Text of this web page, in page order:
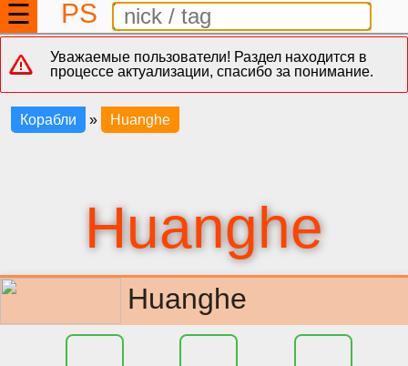
☰ PS
Уважаемые пользователи! Раздел находится в
процессе актуализации, спасибо за понимание.
Корабли » Huanghe
Huanghe
Huanghe